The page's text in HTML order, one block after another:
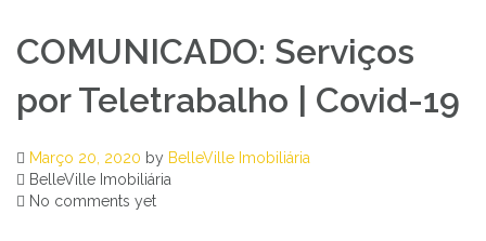
COMUNICADO: Serviços
por Teletrabalho | Covid-19
Março 20, 2020 by BelleVille Imobiliária
BelleVille Imobiliária
No comments yet